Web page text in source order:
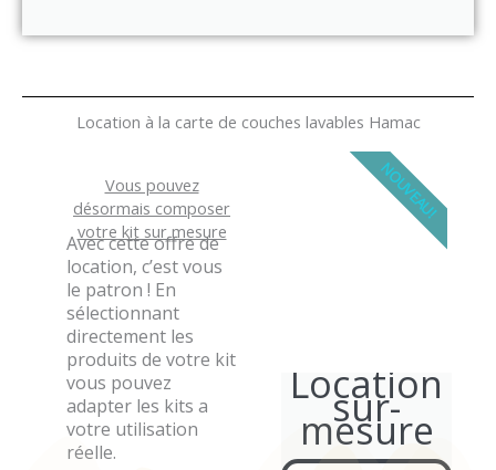
Location à la carte de couches lavables Hamac
Vous pouvez
désormais composer
votre kit sur mesure
Avec cette offre de
location, c’est vous
le patron ! En
sélectionnant
directement les
produits de votre kit
vous pouvez
adapter les kits a
votre utilisation
réelle.
Location
sur-
mesure
NOUVEAU!